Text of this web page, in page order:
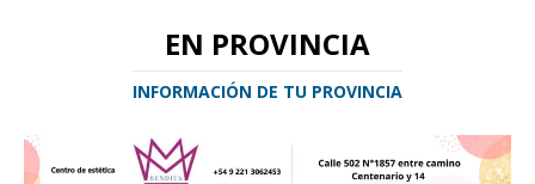
EN PROVINCIA
INFORMACIÓN DE TU PROVINCIA